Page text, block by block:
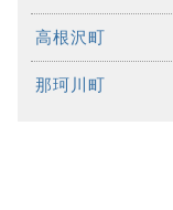
高根沢町
那珂川町